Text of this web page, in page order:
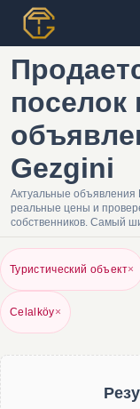
Gezgini
Актуальные объявления
реальные цены и
собственников. Самый
Туристический объект×
Celalköy×